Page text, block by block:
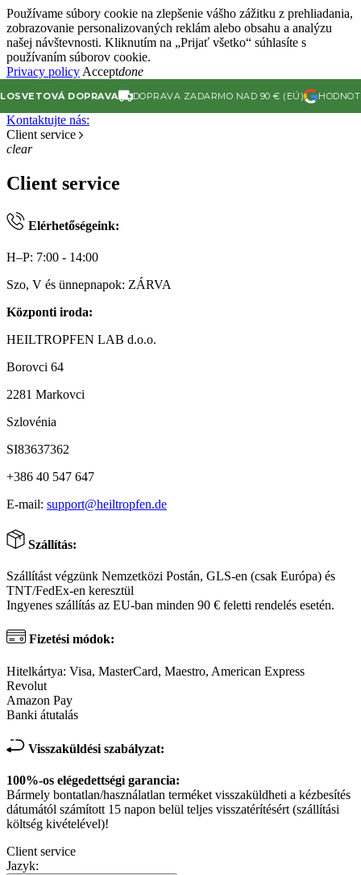
Používame súbory cookie na zlepšenie vášho zážitku z prehliadania,
zobrazovanie personalizovaných reklám alebo obsahu a analýzu
našej návštevnosti. Kliknutím na „Prijať všetko“ súhlasíte s
používaním súborov cookie.
Privacy policy Acceptdone
DOPRAVA DOPRAVA ZADARMO NAD 90 € (EÚ) HODNOTENIE
Kontaktujte nás:
Client service
clear
Client service
Elérhetőségeink:
H–P: 7:00 - 14:00
Szo, V és ünnepnapok: ZÁRVA
Központi iroda:
HEILTROPFEN LAB d.o.o.
Borovci 64
2281 Markovci
Szlovénia
SI83637362
+386 40 547 647
E-mail: support@heiltropfen.de
Szállítás:
Szállítást végzünk Nemzetközi Postán, GLS-en (csak Európa) és
TNT/FedEx-en keresztül
Ingyenes szállítás az EU-ban minden 90 € feletti rendelés esetén.
Fizetési módok:
Hitelkártya: Visa, MasterCard, Maestro, American Express
Revolut
Amazon Pay
Banki átutalás
Visszaküldési szabályzat:
100%-os elégedettségi garancia:
Bármely bontatlan/használatlan terméket visszaküldheti a kézbesítés
dátumától számított 15 napon belül teljes visszatérítésért (szállítási
költség kivételével)!
Client service
Jazyk: